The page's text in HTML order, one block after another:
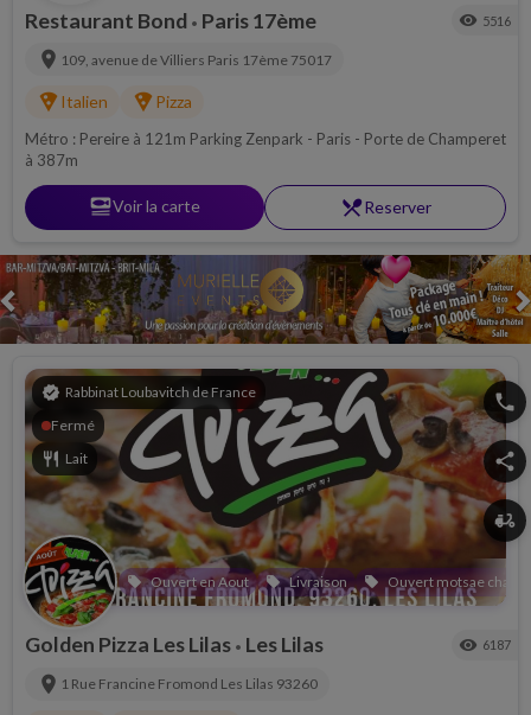
Restaurant Bond • Paris 17ème visibility 5516
location_on 109, avenue de Villiers Paris 17ème 75017
local_pizzaItalien local_pizzaPizza
Métro : Pereire à 121m Parking Zenpark - Paris - Porte de Champeret
à 387m
set_mealVoir la carte restaurant_menuReserver
Previous
verified Rabbinat Loubavitch de France
Fermé
restaurant Lait
local_offer Ouvert en Aout local_offer Livraison local_offer Ouvert motsae
phone
share
delivery_dining
Golden Pizza Les Lilas • Les Lilas visibility 6187
location_on 1 Rue Francine Fromond Les Lilas 93260